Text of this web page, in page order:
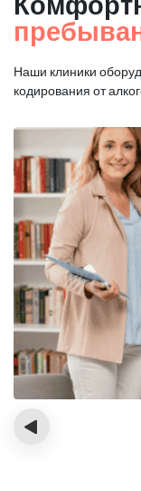
Наши клиники
кодирования от
‹